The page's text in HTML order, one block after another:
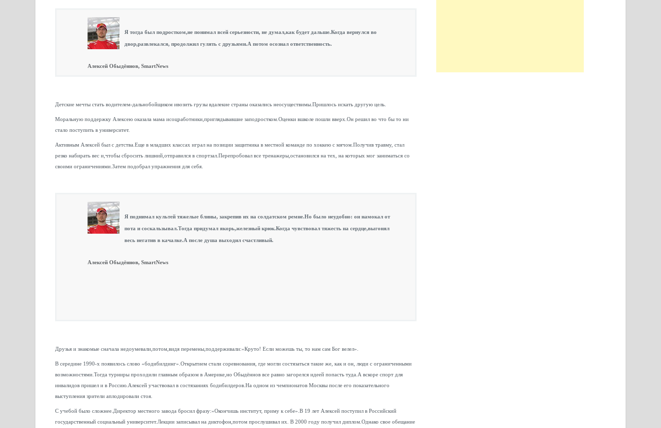
Я тогда был подростком,не понимал всей серьезности, не думал,как будет дальше.Когда вернулся во
двор,развлекался, продолжил гулять с друзьями.А потом осознал ответственность.
Алексей Обыдённов, SmartNews
Детские мечты стать водителем-дальнобойщиком ивозить грузы вдалекие страны оказались неосуществимы.Пришлось искать другую цель.
Моральную поддержку Алексею оказала мама исоцработники,приглядывавшие заподростком.Оценки вшколе пошли вверх.Он решил во что бы то ни
стало поступить в университет.
Активным Алексей был с детства.Еще в младших классах играл на позиции защитника в местной команде по хоккею с мячом.Получив травму, стал
резко набирать вес и,чтобы сбросить лишний,отправился в спортзал.Перепробовал все тренажеры,остановился на тех, на которых мог заниматься со
своими ограничениями.Затем подобрал упражнения для себя.
Я поднимал культей тяжелые блины, закрепив их на солдатском ремне.Но было неудобно: он намокал от
пота и соскальзывал.Тогда придумал якорь,железный крюк.Когда чувствовал тяжесть на сердце,выгонял
весь негатив в качалке.А после душа выходил счастливый.
Алексей Обыдённов, SmartNews
Друзья и знакомые сначала недоумевали,потом,видя перемены,поддерживали:«Круто! Если можешь ты, то нам сам Бог велел».
В середине 1990-х появилось слово «бодибилдинг».Открытием стали соревнования, где могли состязаться такие же, как и он, люди с ограниченными
возможностями.Тогда турниры проходили главным образом в Америке,но Обыдённов все равно загорелся идеей попасть туда.А вскоре спорт для
инвалидов пришел и в Россию.Алексей участвовал в состязаниях бодибилдеров.На одном из чемпионатов Москвы после его показательного
выступления зрители аплодировали стоя.
С учебой было сложнее.Директор местного завода бросил фразу:«Окончишь институт, приму к себе».В 19 лет Алексей поступил в Российский
государственный социальный университет.Лекции записывал на диктофон,потом прослушивал их. В 2000 году получил диплом.Однако свое обещание